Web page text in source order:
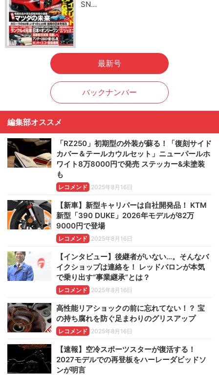
SN…
最新号
バックナンバー
編集部オススメ
「RZ250」初期型の外装が蘇る！「復刻サイド
カバー＆テールカウルセット」ニューパールホ
ワイト8万8000円で発売 ステッカー&未塗装
も
レコメンド 2025年8月16日
【新車】新型キャリパーは自社開発品！ KTM
新型「390 DUKE」2026年モデルが82万
9000円で登場
レコメンド 2025年8月16日
【インタビュー】後継者がいない…。そんなバ
イクショップは連絡を！ レッドバロンが本気
で乗り出す“事業継承”とは？
レコメンド 2025年8月16日
高性能リアショックの前に忘れてない！？ 宝
の持ち腐れを防ぐ足まわりのグリスアップ
レコメンド 2025年8月16日
【速報】空冷スポーツスターが復活する！
2027モデルでの再登板をハーレーダビッドソ
ンが明言